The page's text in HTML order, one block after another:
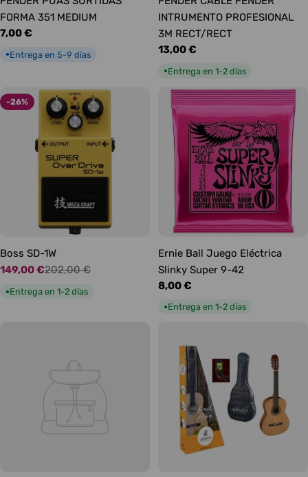
FORMA 351 MEDIUM
Precio
7,00 €
●Entrega en 5-9 días
INTRUMENTO PROFESIONAL
3M RECT/RECT
Precio
13,00 €
●Entrega en 1-2 días
-26%
Boss SD-1W
Precio
de
149,00 €
Precio
habitual
202,00 €
●Entrega en 1-2 días
Ernie Ball Juego Eléctrica
Slinky Super 9-42
Precio
habitual
8,00 €
●Entrega en 1-2 días